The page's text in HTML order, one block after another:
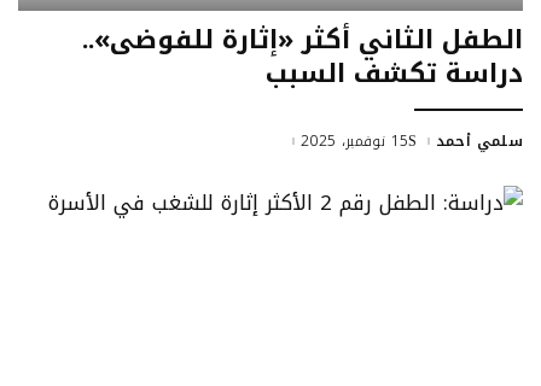
الطفل الثاني أكثر «إثارة للفوضى»..
دراسة تكشف السبب
سلمي أحمد 15 نوفمبر، 2025